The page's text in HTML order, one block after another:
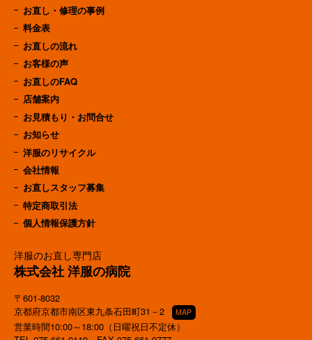
洋服のお直し専門店
株式会社 洋服の病院
〒601-8032
京都府京都市南区東九条石田町31－2
MAP
営業時間10:00～18:00（日曜祝日不定休）
お直し・修理の事例
料金表
お直しの流れ
お客様の声
お直しのFAQ
店舗案内
お見積もり・お問合せ
お知らせ
洋服のリサイクル
会社情報
お直しスタッフ募集
特定商取引法
個人情報保護方針